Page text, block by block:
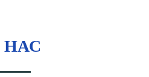
НАС